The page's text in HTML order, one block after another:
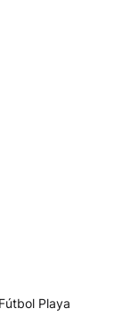
Playa